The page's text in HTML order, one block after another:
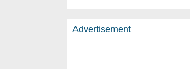
Advertisement